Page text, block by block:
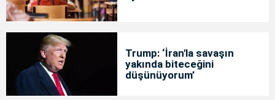
Trump: ‘İran'la savaşın
yakında biteceğini
düşünüyorum’